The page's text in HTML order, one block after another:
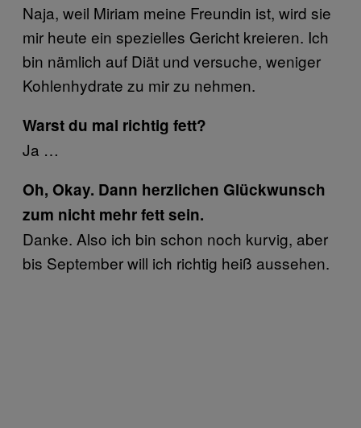
Naja, weil Miriam meine Freundin ist, wird sie
mir heute ein spezielles Gericht kreieren. Ich
bin nämlich auf Diät und versuche, weniger
Kohlenhydrate zu mir zu nehmen.
Warst du mal richtig fett?
Ja …
Oh, Okay. Dann herzlichen Glückwunsch
zum nicht mehr fett sein.
Danke. Also ich bin schon noch kurvig, aber
bis September will ich richtig heiß aussehen.